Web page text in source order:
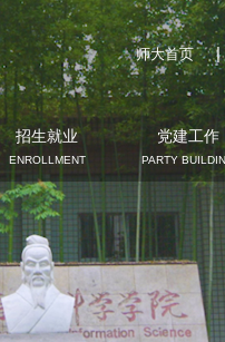
师大首页 |
招生就业
ENROLLMENT
党建工作
PARTY